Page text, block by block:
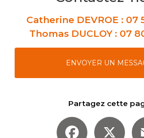
Catherine DEVROE : 07
Thomas DUCLOY : 07
ENVOYER UN
Partagez cette
Facebook